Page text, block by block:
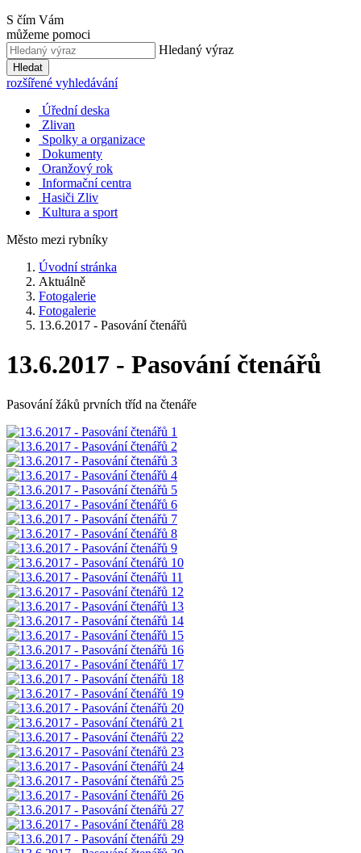
S čím Vám
můžeme pomoci
Hledaný výraz
Hledat
rozšířené vyhledávání
Úřední deska
Zlivan
Spolky a organizace
Dokumenty
Oranžový rok
Informační centra
Hasiči Zliv
Kultura a sport
Město mezi rybníky
Úvodní stránka
Aktuálně
Fotogalerie
Fotogalerie
13.6.2017 - Pasování čtenářů
13.6.2017 - Pasování čtenářů
Pasování žáků prvních tříd na čtenáře